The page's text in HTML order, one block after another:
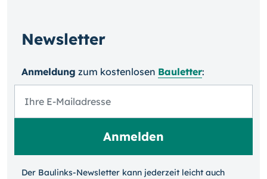
Newsletter
Anmeldung zum kosten­losen Bauletter:
Der Baulinks-Newsletter kann jeder­zeit leicht auch